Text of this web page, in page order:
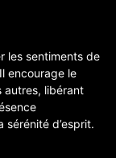
les sentiments de
encourage le
autres, libérant
d’esprit.